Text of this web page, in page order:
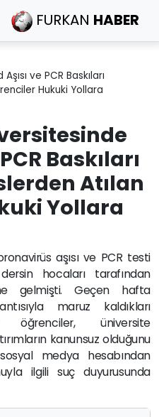
FURKAN HABER
ve PCR Baskıları
Hukuki Yollara
Baskıları
Atılan
Yollara
aşısı ve PCR testi
hocaları tarafından
gelmişti. Geçen hafta
maruz kaldıkları
öğrenciler, üniversite
kanunsuz olduğunu
sosyal medya hesabından
ilgili suç duyurusunda